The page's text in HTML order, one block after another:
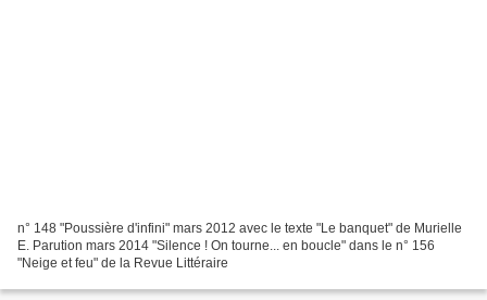
n° 148 "Poussière d'infini" mars 2012 avec le texte "Le banquet" de Murielle
E. Parution mars 2014 "Silence ! On tourne... en boucle" dans le n° 156
"Neige et feu" de la Revue Littéraire